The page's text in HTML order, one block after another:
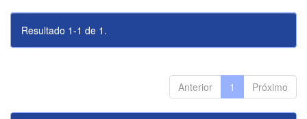
Resultado 1-1 de 1.
Anterior 1 Próximo